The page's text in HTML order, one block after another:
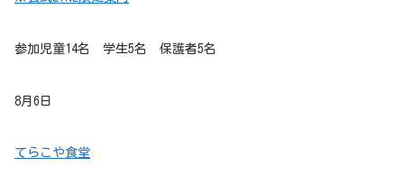
参加児童14名 学生5名 保護者5名
8月6日
てらこや食堂